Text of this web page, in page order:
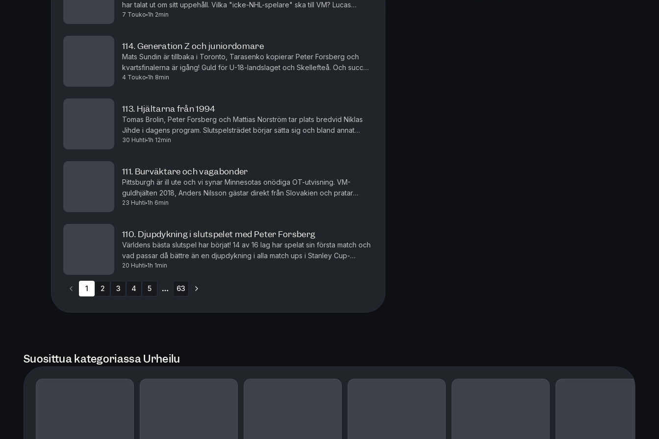
har talat ut om sitt uppehåll. Vilka "icke-NHL-spelare" ska till VM? Lucas
Raymond och Mattias Ekholm förstärker! Sedan blir ...
7 Touko 1h 2min
114. Generation Z och juniordomare
Mats Sundin är tillbaka i Toronto, Tarasenko kopierar Peter Forsberg och
kvartsfinalerna är igång! Guld för U-18-landslaget och Skellefteå. Och succé
för Tre Kronors talangfulla lag. Vilka ska med til...
4 Touko 1h 8min
113. Hjältarna från 1994
Tomas Brolin, Peter Forsberg och Mattias Norström tar plats bredvid Niklas
Jihde i dagens program. Slutspelsträdet börjar sätta sig och bland annat
Pittsburgh har fått tacka för sig den här säsongen. ...
30 Huhti 1h 12min
111. Burväktare och vagabonder
Pittsburgh är ill ute och vi synar Minnesotas onödiga OT-utvisning. VM-
guldhjälten 2018, Anders Nilsson gästar direkt från Slovakien och pratar
23 Huhti 1h 6min
110. Djupdykning i slutspelet med Peter Forsberg
Världens bästa slutspel har börjat! 14 av 16 lag har spelat sin första match och
vad passar då bättre än en djupdykning i alla match ups i Stanley Cup-
slutspelets första omgång tillsammans med Jonatan...
20 Huhti 1h 1min
1 2 3 4 5 63
Suosittua kategoriassa Urheilu